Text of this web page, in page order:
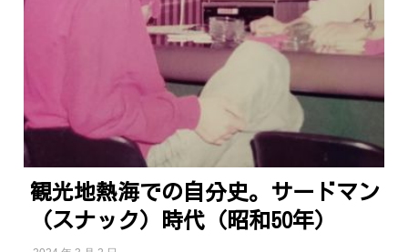
観光地熱海での自分史。サードマン
（スナック）時代（昭和50年）